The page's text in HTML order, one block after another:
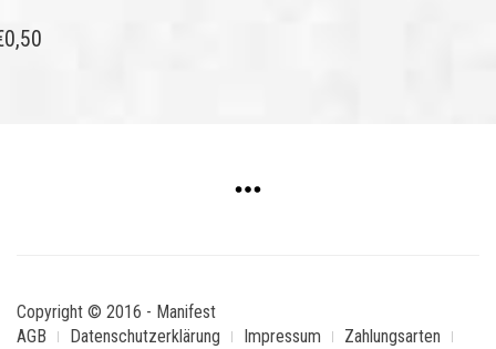
0,50
Copyright © 2016 - Manifest
AGB
Datenschutzerklärung Impressum
Zahlungsarten